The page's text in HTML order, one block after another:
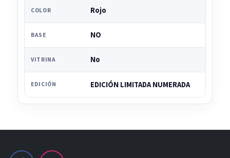
COLOR Rojo
BASE NO
VITRINA No
EDICIÓN EDICIÓN LIMITADA NUMERADA